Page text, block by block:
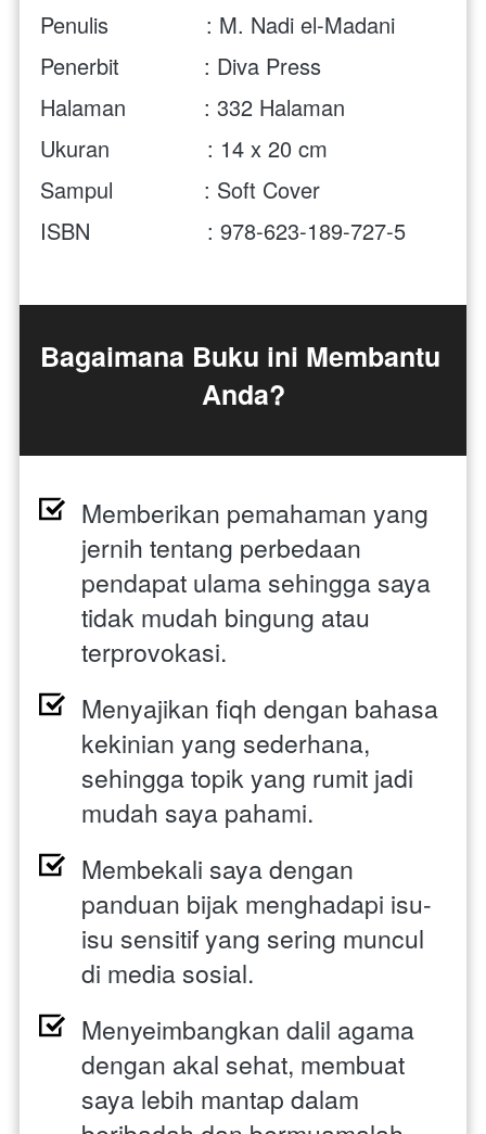
Penulis               : M. Nadi el-Madani
Penerbit             : Diva Press
Halaman            : 332 Halaman
Ukuran               : 14 x 20 cm
Sampul              : Soft Cover
ISBN                  : 978-623-189-727-5
Bagaimana Buku ini Membantu
Anda?
Memberikan pemahaman yang
jernih tentang perbedaan
pendapat ulama sehingga saya
tidak mudah bingung atau
terprovokasi.
Menyajikan fiqh dengan bahasa
kekinian yang sederhana,
sehingga topik yang rumit jadi
mudah saya pahami.
Membekali saya dengan
panduan bijak menghadapi isu-
isu sensitif yang sering muncul
di media sosial.
Menyeimbangkan dalil agama
dengan akal sehat, membuat
saya lebih mantap dalam